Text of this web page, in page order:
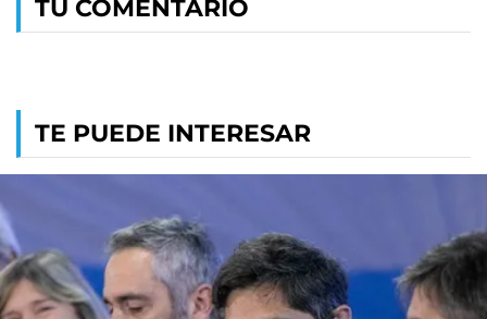
TU COMENTARIO
TE PUEDE INTERESAR